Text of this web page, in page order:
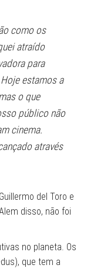
como os
atraído
para
estamos a
o que
público não
cinema.
através
del Toro e
disso, não foi
no planeta. Os
que tem a